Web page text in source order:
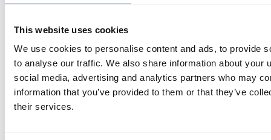
This website uses cookies
We use cookies to personalise content and ads, to provide
to analyse our traffic. We also share information about your
social media, advertising and analytics partners who may
information that you’ve provided to them or that they’ve
their services.
Cas pratique Autres
Une solution efficace de dépoussiérage résout le
problème de l'accumulation de poussière sur les